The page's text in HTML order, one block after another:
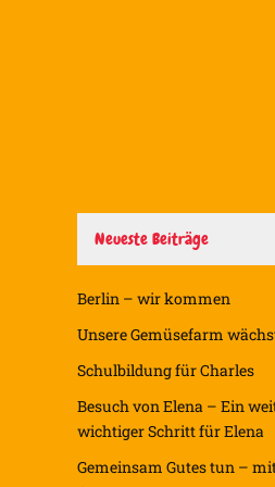
Neueste Beiträge
Berlin – wir kommen
Unsere Gemüsefarm
Schulbildung für Charles
Besuch von Elena – Ein
wichtiger Schritt für Elena
Gemeinsam Gutes tun –